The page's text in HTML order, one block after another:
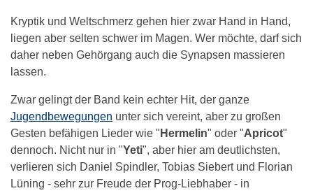
Kryptik und Weltschmerz gehen hier zwar Hand in Hand,
liegen aber selten schwer im Magen. Wer möchte, darf sich
daher neben Gehörgang auch die Synapsen massieren
lassen.
Zwar gelingt der Band kein echter Hit, der ganze
Jugendbewegungen unter sich vereint, aber zu großen
Gesten befähigen Lieder wie " Hermelin" oder "Apricot"
dennoch. Nicht nur in "Yeti", aber hier am deutlichsten,
verlieren sich Daniel Spindler, Tobias Siebert und Florian
Lüning - sehr zur Freude der Prog-Liebhaber - in